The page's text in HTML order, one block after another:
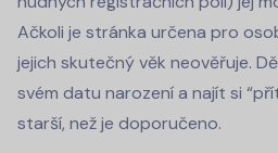
Ačkoli je stránka určena pro
jejich skutečný věk neověřuje.
svém datu narození a najít si
starší, než je doporučeno.